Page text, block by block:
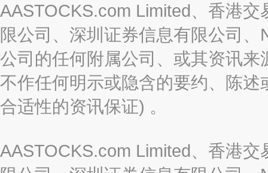
AASTOCKS.com Limited、香港
限公司、深圳证券信息有限公司
公司的任何附属公司、或其资讯
不作任何明示或隐含的要约、陈
合适性的资讯保证) 。
AASTOCKS.com Limited、香港